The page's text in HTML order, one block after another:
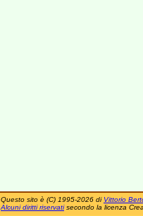
Questo sito è (C) 1995-2026 di Vittorio
Alcuni diritti riservatisecondo la licenza